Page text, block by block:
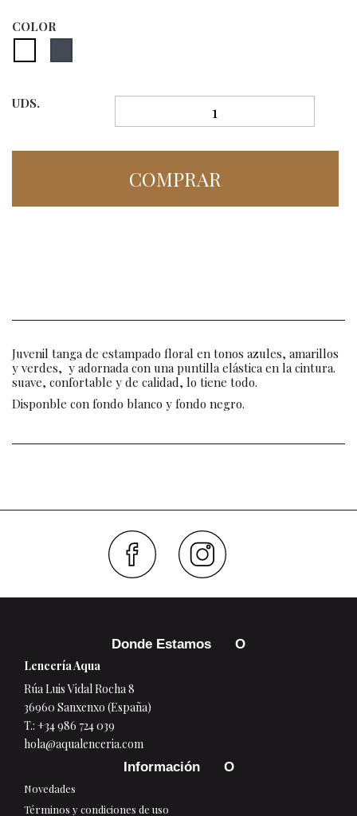
COLOR
UDS.
COMPRAR
Juvenil tanga de estampado floral en tonos azules, amarillos
y verdes, y adornada con una puntilla elástica en la cintura.
suave, confortable y de calidad, lo tiene todo.
Disponble con fondo blanco y fondo negro.
Donde Estamos
Lencería Aqua
Rúa Luis Vidal Rocha 8
36960 Sanxenxo (España)
T.: +34 986 724 039
hola@aqualenceria.com
Información
Novedades
Términos y condiciones de uso